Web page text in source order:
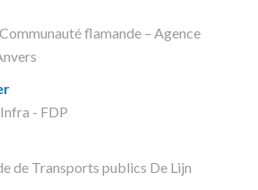
flamande – Agence
- FDP
de Transports publics De Lijn